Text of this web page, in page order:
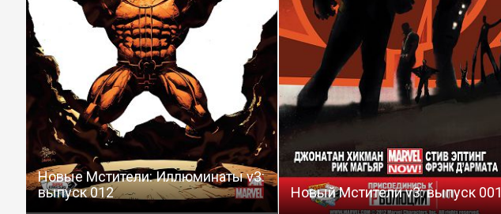
Новые Мстители: Иллюминаты v3:
выпуск 012
Новый Мстители v3: выпуск